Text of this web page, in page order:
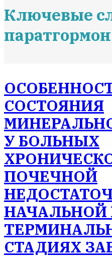
Ключевые
паратгормон
СОСТОЯНИЯ
У БОЛЬНЫХ
ПОЧЕЧНОЙ
НАЧАЛЬНОЙ
СТАДИЯХ